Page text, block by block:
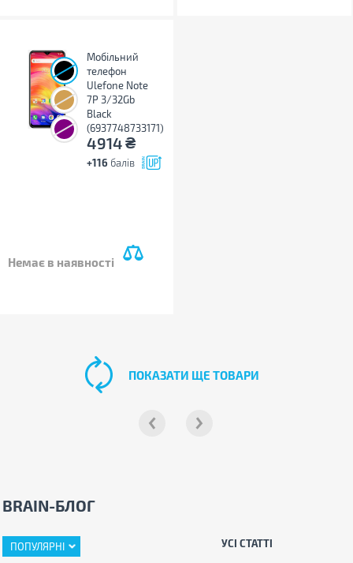
Мобільний
телефон
Ulefone Note
7P 3/32Gb
Black
(6937748733171)
4914₴
+116 балів
Немає в наявності
ПОКАЗАТИ ЩЕ ТОВАРИ
BRAIN-БЛОГ
ПОПУЛЯРНІ УСІ СТАТТІ